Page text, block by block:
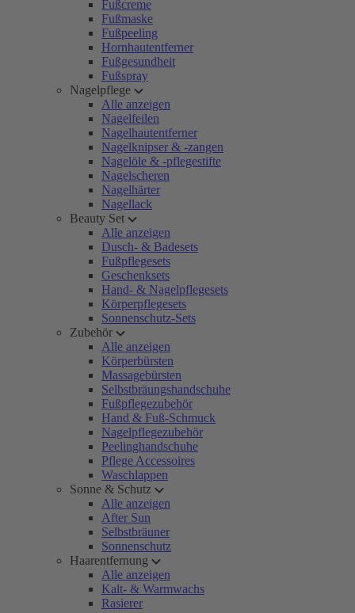
Fußcreme
Fußmaske
Fußpeeling
Hornhautentferner
Fußgesundheit
Fußspray
Nagelpflege
Alle anzeigen
Nagelfeilen
Nagelhautentferner
Nagelknipser & -zangen
Nagelöle & -pflegestifte
Nagelscheren
Nagelhärter
Nagellack
Beauty Set
Alle anzeigen
Dusch- & Badesets
Fußpflegesets
Geschenksets
Hand- & Nagelpflegesets
Körperpflegesets
Sonnenschutz-Sets
Zubehör
Alle anzeigen
Körperbürsten
Massagebürsten
Selbstbräungshandschuhe
Fußpflegezubehör
Hand & Fuß-Schmuck
Nagelpflegezubehör
Peelinghandschuhe
Pflege Accessoires
Waschlappen
Sonne & Schutz
Alle anzeigen
After Sun
Selbstbräuner
Sonnenschutz
Haarentfernung
Alle anzeigen
Kalt- & Warmwachs
Rasierer